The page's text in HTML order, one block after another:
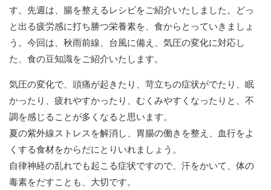
す。先週は、腸を整えるレシピをご紹介いたしました。どっ
と出る疲労感に打ち勝つ栄養素を、食からとっていきましょ
う。今回は、秋雨前線、台風に備え、気圧の変化に対応し
た、食の豆知識をご紹介いたします。
気圧の変化で、頭痛が起きたり、苛立ちの症状がでたり、眠
かったり、疲れやすかったり、むくみやすくなったりと、不
調を感じることが多くなると思います。
夏の紫外線ストレスを解消し、胃腸の働きを整え、血行をよ
くする食材をからだにとりいれましょう。
自律神経の乱れでも起こる症状ですので、汗をかいて、体の
毒素をだすことも、大切です。